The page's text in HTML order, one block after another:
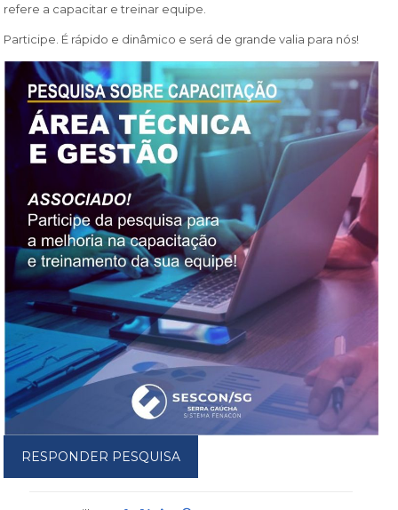
refere a capacitar e treinar equipe.
Participe. É rápido e dinâmico e será de grande valia para nós!
RESPONDER PESQUISA